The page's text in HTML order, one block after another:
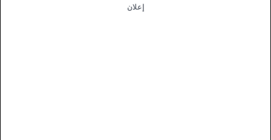
إعلان